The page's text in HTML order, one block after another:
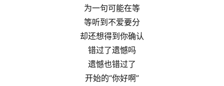
为一句可能在等
等听到不爱要分
却还想得到你确认
错过了遗憾吗
遗憾也错过了
开始的“你好啊”